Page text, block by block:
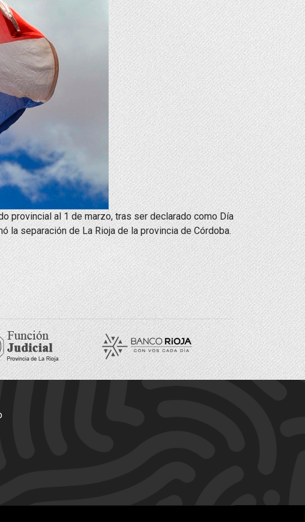
provincial al 1 de marzo, tras ser declarado como Día
la separación de La Rioja de la provincia de Córdoba.